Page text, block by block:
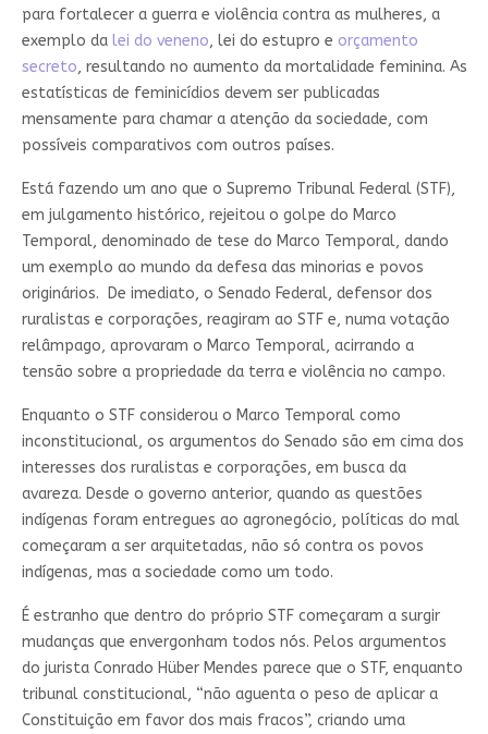
para fortalecer a guerra e violência contra as mulheres, a
exemplo da lei do veneno, lei do estupro e orçamento
secreto, resultando no aumento da mortalidade feminina. As
estatísticas de feminicídios devem ser publicadas
mensamente para chamar a atenção da sociedade, com
possíveis comparativos com outros países.
Está fazendo um ano que o Supremo Tribunal Federal (STF),
em julgamento histórico, rejeitou o golpe do Marco
Temporal, denominado de tese do Marco Temporal, dando
um exemplo ao mundo da defesa das minorias e povos
originários. De imediato, o Senado Federal, defensor dos
ruralistas e corporações, reagiram ao STF e, numa votação
relâmpago, aprovaram o Marco Temporal, acirrando a
tensão sobre a propriedade da terra e violência no campo.
Enquanto o STF considerou o Marco Temporal como
inconstitucional, os argumentos do Senado são em cima dos
interesses dos ruralistas e corporações, em busca da
avareza. Desde o governo anterior, quando as questões
indígenas foram entregues ao agronegócio, políticas do mal
começaram a ser arquitetadas, não só contra os povos
indígenas, mas a sociedade como um todo.
É estranho que dentro do próprio STF começaram a surgir
mudanças que envergonham todos nós. Pelos argumentos
do jurista Conrado Hüber Mendes parece que o STF, enquanto
tribunal constitucional, “não aguenta o peso de aplicar a
Constituição em favor dos mais fracos”, criando uma